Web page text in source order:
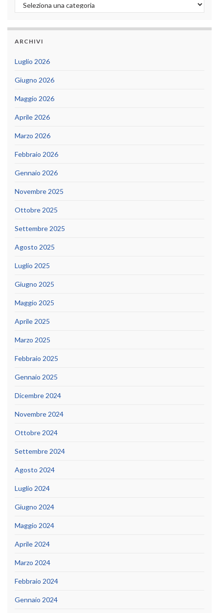
ARCHIVI
Luglio 2026
Giugno 2026
Maggio 2026
Aprile 2026
Marzo 2026
Febbraio 2026
Gennaio 2026
Novembre 2025
Ottobre 2025
Settembre 2025
Agosto 2025
Luglio 2025
Giugno 2025
Maggio 2025
Aprile 2025
Marzo 2025
Febbraio 2025
Gennaio 2025
Dicembre 2024
Novembre 2024
Ottobre 2024
Settembre 2024
Agosto 2024
Luglio 2024
Giugno 2024
Maggio 2024
Aprile 2024
Marzo 2024
Febbraio 2024
Gennaio 2024